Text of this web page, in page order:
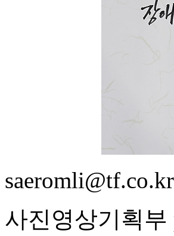
saeromli@tf.co.kr
사진영상기획부